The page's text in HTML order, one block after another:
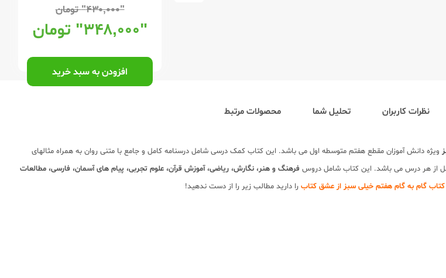
"۴۳۰,۰۰۰" تومان
"۳۴۸,۰۰۰" تومان
افزودن به سبد خرید
نظرات کاربران تحلیل شما محصولات مرتبط
ویژه دانش آموزان مقطع هفتم متوسطه اول می باشد. این کتاب کمک درسی شامل درسنامه کامل و جامع با متنی روان به همراه مثالهای
از هر درس می باشد. این کتاب شامل دروس فرهنگ و هنر، نگارش، ریاضی، آموزش قرآن، علوم تجربی، پیام های آسمان، فارسی، مطالعات
گام به گام هفتم خیلی سبز از عشق کتاب را دارید مطالب زیر را از دست ندهید!